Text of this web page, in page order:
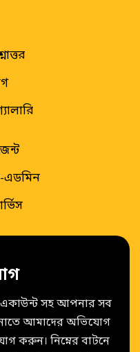
এডমিন
সহ আপনার সব
আমাদের অভিযোগ
করুন। নিম্নের বাটনে